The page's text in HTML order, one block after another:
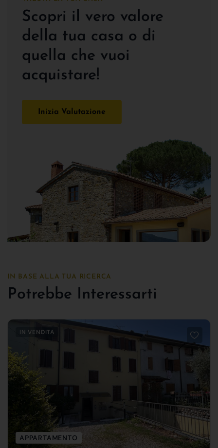
Scopri il vero valore
della tua casa o di
quella che vuoi
acquistare!
Inizia Valutazione
IN BASE ALLA TUA RICERCA
Potrebbe Interessarti
IN VENDITA
APPARTAMENTO